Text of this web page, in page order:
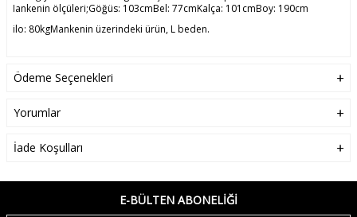
Mankenin ölçüleri;Göğüs: 103cmBel: 77cmKalça: 101cmBoy: 190cm
Kilo: 80kgMankenin üzerindeki ürün, L beden.
Ödeme Seçenekleri
Yorumlar
İade Koşulları
E-BÜLTEN ABONELIĞI